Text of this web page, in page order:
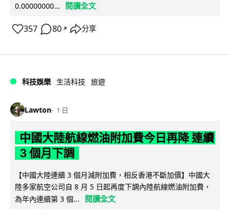
0.00000000...
閱讀全文
357 80 ↗ 分享
科技娛樂 生活科技 旅遊
Lawton 1 日
中國大陸航線燃油附加費今日再降 連續
3 個月下調
【中國大陸連續 3 個月減附加費，相反香港不斷加價】中國大
陸多家航空公司自 8 月 5 日起再度下調內陸航線燃油附加費，
為年內連續第 3 個...
閱讀全文